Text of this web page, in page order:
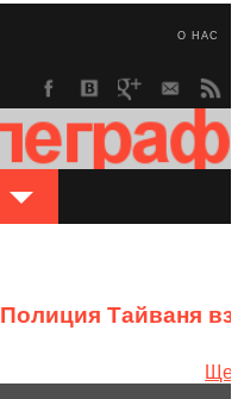
О НАС
Полиция Тайваня